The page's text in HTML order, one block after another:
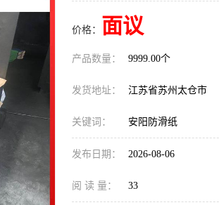
价格： 面议
产品数量： 9999.00个
发货地址： 江苏省苏州太仓市
关键词： 安阳防滑纸
发布日期： 2026-08-06
阅 读 量： 33